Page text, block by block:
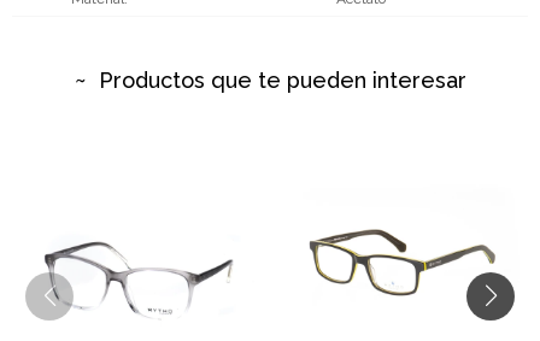
Productos que te pueden interesar